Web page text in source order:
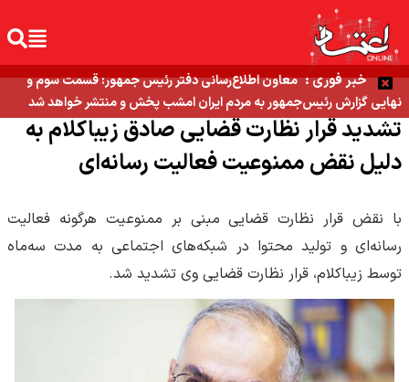
خبر فوری : معاون اطلاع‌رسانی دفتر رئیس جمهور: قسمت سوم و
نهایی گزارش رئیس‌جمهور به مردم ایران امشب پخش و منتشر خواهد شد
تشدید قرار نظارت قضایی صادق زیباکلام به
دلیل نقض ممنوعیت فعالیت رسانه‌ای
با نقض قرار نظارت قضایی مبنی بر ممنوعیت هرگونه فعالیت
رسانه‌ای و تولید محتوا در شبکه‌های اجتماعی به مدت سه‌ماه
توسط زیباکلام، قرار نظارت قضایی وی تشدید شد.